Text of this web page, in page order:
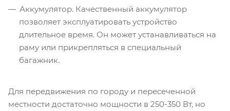
Аккумулятор. Качественный аккумулятор
позволяет эксплуатировать устройство
длительное время. Он может устанавливаться на
раму или прикрепляться в специальный
багажник.
Для передвижения по городу и пересеченной
местности достаточно мощности в 250-350 Вт, но